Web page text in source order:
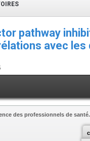
pathway
avec les
des professionnels de santé.